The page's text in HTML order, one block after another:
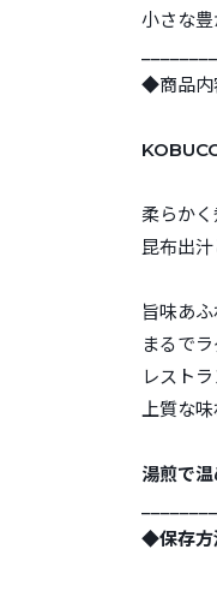
小さな豊
◆商品内
柔らか
昆布出
旨味あふ
まるで
レスト
上質な味
湯煎で
◆保存方